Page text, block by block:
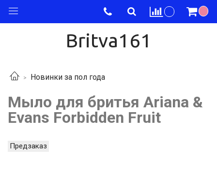
Britva161
Новинки за пол года
Мыло для бритья Ariana &
Evans Forbidden Fruit
Предзаказ